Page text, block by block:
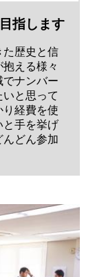
指します
た歴史と信
える様々
でナンバー
と思って
り経費を使
と手を挙げ
んどん参加